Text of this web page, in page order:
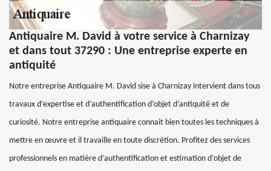
Antiquaire M. David à votre service à Charnizay
et dans tout 37290 : Une entreprise experte en
antiquité
Notre entreprise Antiquaire M. David sise à Charnizay intervient dans tous
travaux d’expertise et d’authentification d’objet d’antiquité et de
curiosité. Notre entreprise antiquaire connait bien toutes les techniques à
mettre en œuvre et il travaille en toute discrétion. Profitez des services
professionnels en matière d’authentification et estimation d’objet de